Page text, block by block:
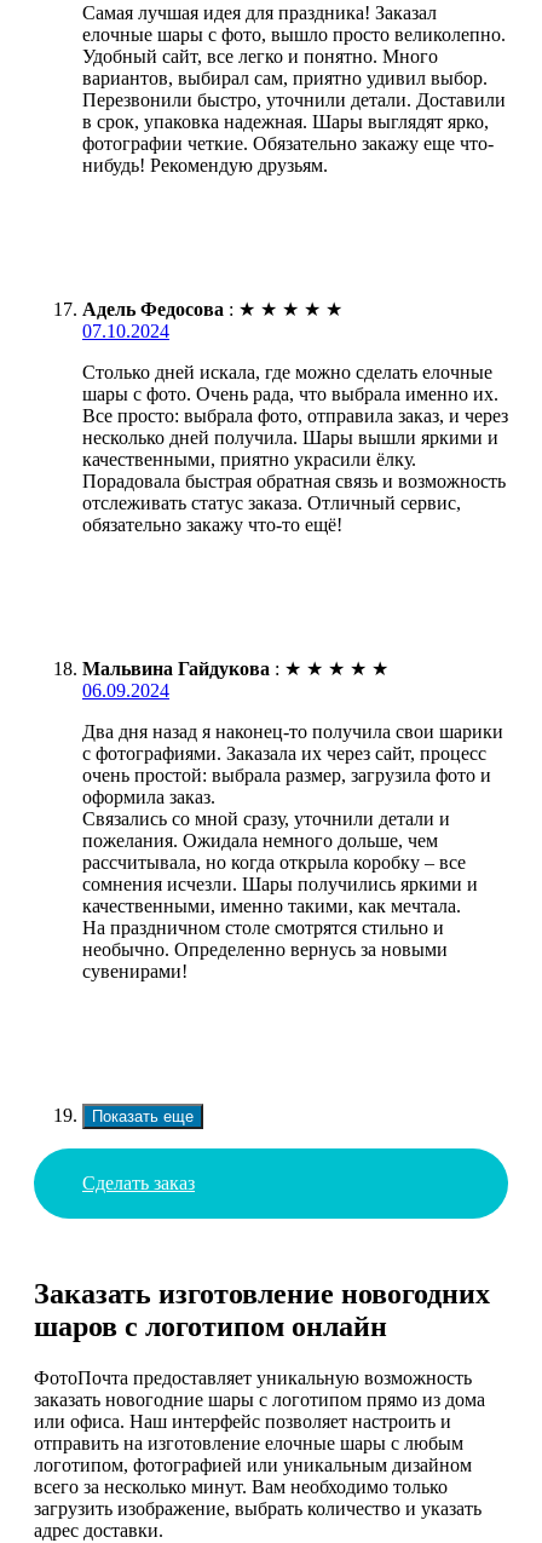
Самая лучшая идея для праздника! Заказал
елочные шары с фото, вышло просто великолепно.
Удобный сайт, все легко и понятно. Много
вариантов, выбирал сам, приятно удивил выбор.
Перезвонили быстро, уточнили детали. Доставили
в срок, упаковка надежная. Шары выглядят ярко,
фотографии четкие. Обязательно закажу еще что-
нибудь! Рекомендую друзьям.
Адель Федосова : ★ ★ ★ ★ ★
07.10.2024
Столько дней искала, где можно сделать елочные
шары с фото. Очень рада, что выбрала именно их.
Все просто: выбрала фото, отправила заказ, и через
несколько дней получила. Шары вышли яркими и
качественными, приятно украсили ёлку.
Порадовала быстрая обратная связь и возможность
отслеживать статус заказа. Отличный сервис,
обязательно закажу что-то ещё!
Мальвина Гайдукова : ★ ★ ★ ★ ★
06.09.2024
Два дня назад я наконец-то получила свои шарики
с фотографиями. Заказала их через сайт, процесс
очень простой: выбрала размер, загрузила фото и
оформила заказ.
Связались со мной сразу, уточнили детали и
пожелания. Ожидала немного дольше, чем
рассчитывала, но когда открыла коробку – все
сомнения исчезли. Шары получились яркими и
качественными, именно такими, как мечтала.
На праздничном столе смотрятся стильно и
необычно. Определенно вернусь за новыми
сувенирами!
Показать еще
Сделать заказ
Заказать изготовление новогодних
шаров с логотипом онлайн
ФотоПочта предоставляет уникальную возможность
заказать новогодние шары с логотипом прямо из дома
или офиса. Наш интерфейс позволяет настроить и
отправить на изготовление елочные шары с любым
логотипом, фотографией или уникальным дизайном
всего за несколько минут. Вам необходимо только
загрузить изображение, выбрать количество и указать
адрес доставки.